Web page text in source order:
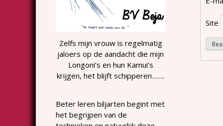
Site
Zelfs mijn vrouw is regelmatig
jaloers op de aandacht die mijn
Longoni’s en hun Kamui’s
krijgen, het blijft schipperen…….
Beter leren biljarten begint met
het begrijpen van de